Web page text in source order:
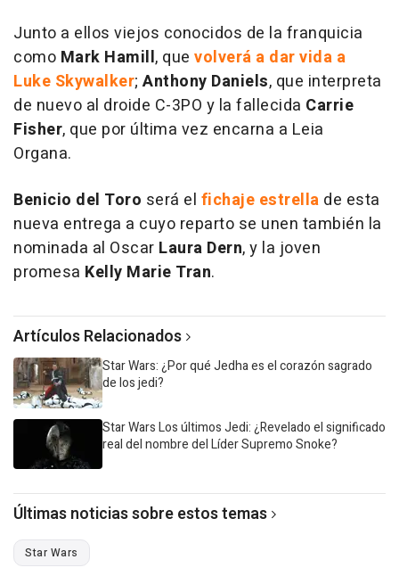
Junto a ellos viejos conocidos de la franquicia
como Mark Hamill, que volverá a dar vida a
Luke Skywalker; Anthony Daniels, que interpreta
de nuevo al droide C-3PO y la fallecida Carrie
Fisher, que por última vez encarna a Leia
Organa.
Benicio del Toro será el fichaje estrella de esta
nueva entrega a cuyo reparto se unen también la
nominada al Oscar Laura Dern, y la joven
promesa Kelly Marie Tran.
Artículos Relacionados
Star Wars: ¿Por qué Jedha es el corazón sagrado
de los jedi?
Star Wars Los últimos Jedi: ¿Revelado el significado
real del nombre del Líder Supremo Snoke?
Últimas noticias sobre estos temas
Star Wars